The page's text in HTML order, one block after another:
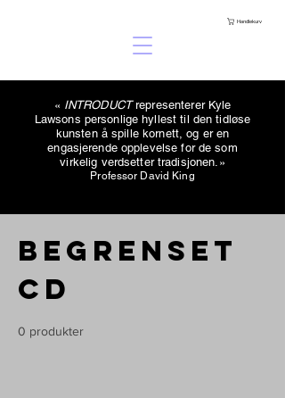
Handlekurv
« INTRODUCTrepresenterer Kyle
Lawsons personlige hyllest til den tidløse
kunsten å spille kornett, og er en
engasjerende opplevelse for de som
virkelig verdsetter tradisjonen.»
Professor David King
Begrenset
CD
0 produkter